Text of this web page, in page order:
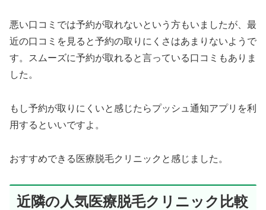
悪い口コミでは予約が取れないという方もいましたが、最
近の口コミを見ると予約の取りにくさはあまりないようで
す。スムーズに予約が取れると言っている口コミもありま
した。
もし予約が取りにくいと感じたらプッシュ通知アプリを利
用するといいですよ。
おすすめできる医療脱毛クリニックと感じました。
近隣の人気医療脱毛クリニック比較